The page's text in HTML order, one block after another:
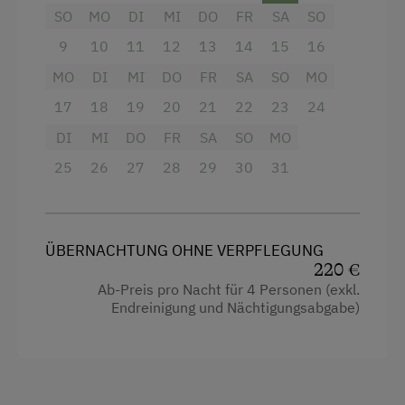
Kaffeemaschine
Mikrowelle
Geschirrspüler
Terrasse
Umgebung
Almwandern
Eislaufen
Schwebeliegen im Außenbereich eingerichtet.
Nützung möglich).
Vor der Hütte erwartet Sie ein Grillplatz mit
schönem Ausblick und Sitzmöglichkeiten.
Unsere Küche ist mit modernen Geräten
ausgestattet inkl. Geschirrspüler.
4 Plattenherd
Aussicht auf eine Berglandschaft
SO
9
MO
10
DI
11
MI
12
DO
13
FR
14
SA
15
SO
16
MO
17
DI
18
MI
19
DO
20
FR
21
SA
22
SO
23
MO
24
DI
25
MI
26
DO
27
FR
28
SA
29
SO
30
MO
31
ÜBERNACHTUNG OHNE VERPFLEGUNG
220 €
Ab-Preis pro Nacht für 4 Personen (exkl.
Endreinigung und Nächtigungsabgabe)